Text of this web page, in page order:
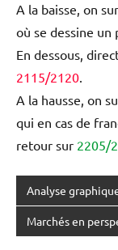
A la baisse, on
où se dessine
En dessous,
2115/2120.
A la hausse, on
qui en cas de
retour sur 2205/
Analyse
Marchés en